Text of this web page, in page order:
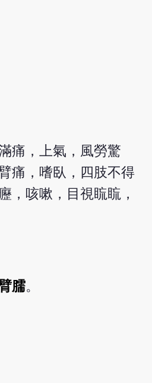
痛，上氣，風勞驚
痛，嗜臥，四肢不得
，咳嗽，目視䀮䀮，
臑。